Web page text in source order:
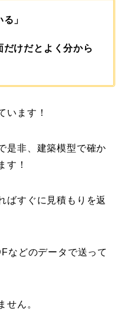
」
だけだとよく分から
います！
是非、建築模型で確か
す！
ばすぐに見積もりを返
などのデータで送って
せん。